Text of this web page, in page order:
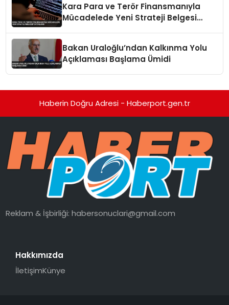
Kara Para ve Terör Finansmanıyla
Mücadelede Yeni Strateji Belgesi
Bakan Uraloğlu’ndan Kalkınma Yolu
Açıklaması Başlama Ümidi
Haberin Doğru Adresi - Haberport.gen.tr
Reklam & İşbirliği:habersonuclari@gmail.com
Hakkımızda
İletişimKünye